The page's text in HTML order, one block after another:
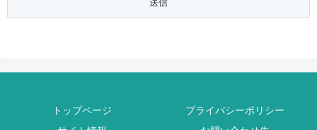
トップページ
プライバシーポリシー